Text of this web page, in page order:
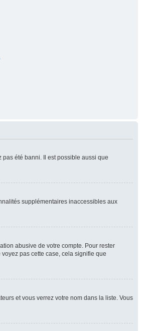
pas été banni. Il est possible aussi que
supplémentaires inaccessibles aux
abusive de votre compte. Pour rester
pas cette case, cela signifie que
et vous verrez votre nom dans la liste. Vous